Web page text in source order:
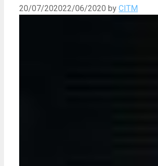
20/07/202022/06/2020 by CITM